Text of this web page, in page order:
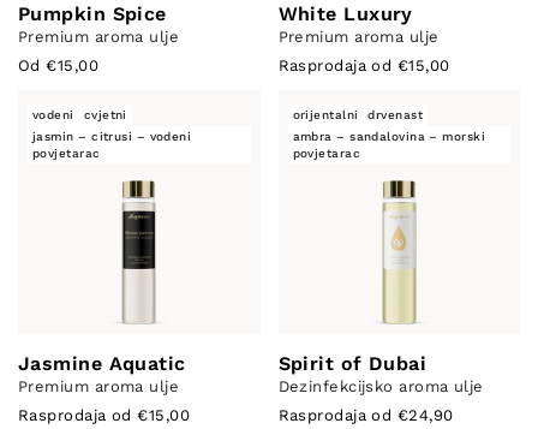
Pumpkin Spice
Premium aroma ulje
Od €15,00
White Luxury
Premium aroma ulje
Rasprodaja od €15,00
vodeni
cvjetni
jasmin – citrusi – vodeni
povjetarac
Jasmine Aquatic
Premium aroma ulje
Rasprodaja od €15,00
orijentalni
drvenast
ambra – sandalovina – morski
povjetarac
Spirit of Dubai
Dezinfekcijsko aroma ulje
Rasprodaja od €24,90